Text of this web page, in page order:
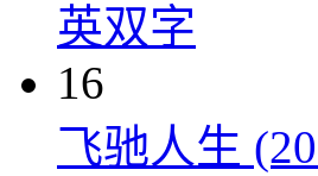
英双字
16
飞驰人生